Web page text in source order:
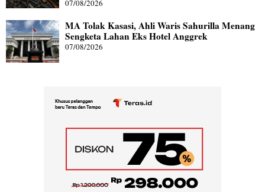
07/08/2026
MA Tolak Kasasi, Ahli Waris Sahurilla Menang
Sengketa Lahan Eks Hotel Anggrek
07/08/2026